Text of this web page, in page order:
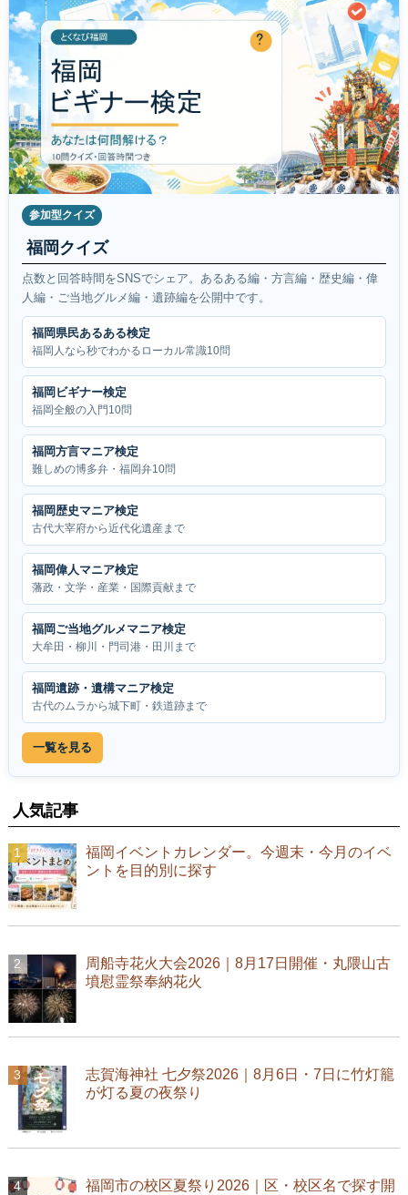
参加型クイズ
福岡クイズ
点数と回答時間をSNSでシェア。あるある編・方言編・歴史編・偉
人編・ご当地グルメ編・遺跡編を公開中です。
福岡県民あるある検定
福岡人なら秒でわかるローカル常識10問
福岡ビギナー検定
福岡全般の入門10問
福岡方言マニア検定
難しめの博多弁・福岡弁10問
福岡歴史マニア検定
古代大宰府から近代化遺産まで
福岡偉人マニア検定
藩政・文学・産業・国際貢献まで
福岡ご当地グルメマニア検定
大牟田・柳川・門司港・田川まで
福岡遺跡・遺構マニア検定
古代のムラから城下町・鉄道跡まで
一覧を見る
人気記事
福岡イベントカレンダー。今週末・今月のイベ
ントを目的別に探す
周船寺花火大会2026｜8月17日開催・丸隈山古
墳慰霊祭奉納花火
志賀海神社 七夕祭2026｜8月6日・7日に竹灯籠
が灯る夏の夜祭り
福岡市の校区夏祭り2026｜区・校区名で探す開